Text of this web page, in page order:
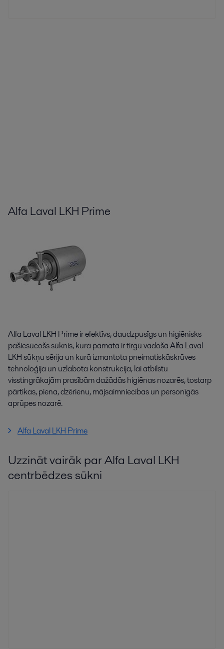
Alfa Laval LKH Prime
Alfa Laval LKH Prime ir efektīvs, daudzpusīgs un higiēnisks
pašiesūcošs sūknis, kura pamatā ir tirgū vadošā Alfa Laval
LKH sūkņu sērija un kurā izmantota pneimatiskāskrūves
tehnoloģija un uzlabota konstrukcija, lai atbilstu
visstingrākajām prasībām dažādās higiēnas nozarēs, tostarp
pārtikas, piena, dzērienu, mājsaimniecības un personīgās
aprūpes nozarē.
Alfa Laval LKH Prime
Uzzināt vairāk par Alfa Laval LKH
centrbēdzes sūkni